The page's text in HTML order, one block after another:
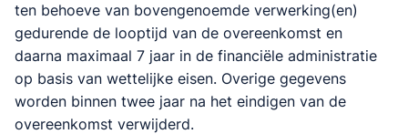
ten behoeve van bovengenoemde verwerking(en)
gedurende de looptijd van de overeenkomst en
daarna maximaal 7 jaar in de financiële administratie
op basis van wettelijke eisen. Overige gegevens
worden binnen twee jaar na het eindigen van de
overeenkomst verwijderd.